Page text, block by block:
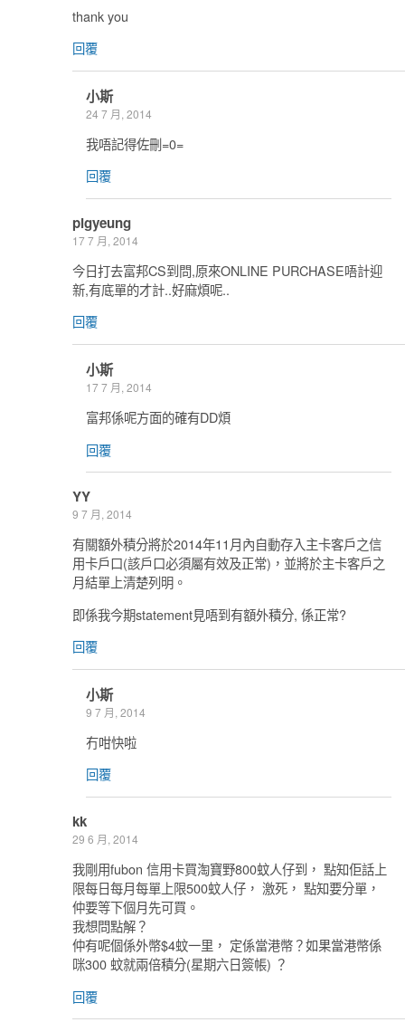
thank you
回覆
小斯
24 7 月, 2014
我唔記得佐刪=0=
回覆
pigyeung
17 7 月, 2014
今日打去富邦CS到問,原來ONLINE PURCHASE唔計迎
新,有底單的才計..好麻煩呢..
回覆
小斯
17 7 月, 2014
富邦係呢方面的確有DD煩
回覆
YY
9 7 月, 2014
有關額外積分將於2014年11月內自動存入主卡客戶之信
用卡戶口(該戶口必須屬有效及正常)，並將於主卡客戶之
月結單上清楚列明。
即係我今期statement見唔到有額外積分, 係正常?
回覆
小斯
9 7 月, 2014
冇咁快啦
回覆
kk
29 6 月, 2014
我剛用fubon 信用卡買淘寶野800蚊人仔到， 點知佢話上
限每日每月每單上限500蚊人仔， 激死， 點知要分單，
仲要等下個月先可買。
我想問點解？
仲有呢個係外幣$4蚊一里， 定係當港幣？如果當港幣係
咪300 蚊就兩倍積分(星期六日簽帳) ？
回覆